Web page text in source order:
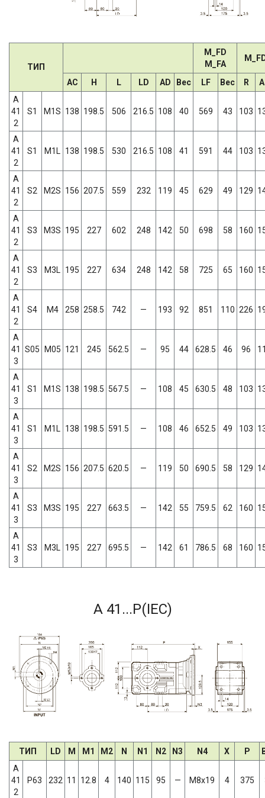
ТИП
M_FD
M_FA
AC H L LD AD Вес LF Вес R
A
41
2
S1 M1S 138 198.5 506 216.5 108 40 569 43 103
A
41
2
S1 M1L 138 198.5 530 216.5 108 41 591 44 103
A
41
2
S2 M2S 156 207.5 559 232 119 45 629 49 129
A
41
2
S3 M3S 195 227 602 248 142 50 698 58 160
A
41
2
S3 M3L 195 227 634 248 142 58 725 65 160
A
41
2
S4 M4 258 258.5 742 — 193 92 851 110 226
A
41
3
S05 M05 121 245 562.5 — 95 44 628.5 46 96
A
41
3
S1 M1S 138 198.5 567.5 — 108 45 630.5 48 103
A
41
3
S1 M1L 138 198.5 591.5 — 108 46 652.5 49 103
A
41
3
S2 M2S 156 207.5 620.5 — 119 50 690.5 58 129
A
41
3
S3 M3S 195 227 663.5 — 142 55 759.5 62 160
A
41
3
S3 M3L 195 227 695.5 — 142 61 786.5 68 160
A 41...P(IEC)
ТИП LD M M1 M2 N N1 N2 N3 N4 X P
A
41
2
P63 232 11 12.8 4 140 115 95 — M8x19 4 375